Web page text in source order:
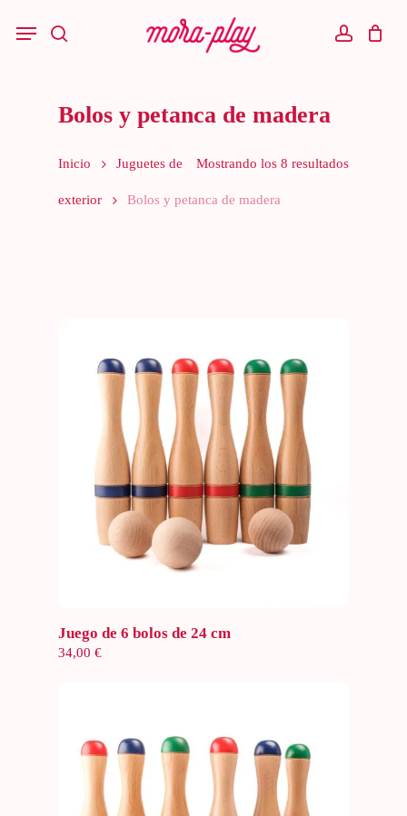
main
search account
Menu
Bolos y petanca de madera
Mostrando los 8 resultados
Inicio Juguetes de
exterior Bolos y petanca de madera
Añadir al carrito
Juego de 6 bolos de 24 cm
34,00 €